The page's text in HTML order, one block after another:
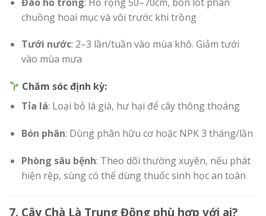
chuồng hoai mục và vôi trước khi trồng
Tưới nước: 2–3 lần/tuần vào mùa khô. Giảm tưới
vào mùa mưa
Chăm sóc định kỳ:
Tỉa lá: Loại bỏ lá già, hư hại để cây thông thoáng
Bón phân: Dùng phân hữu cơ hoặc NPK 3 tháng/lần
Phòng sâu bệnh: Theo dõi thường xuyên, nếu phát
hiện rệp, sùng có thể dùng thuốc sinh học an toàn
7. Cây Chà Là Trung Đông phù hợp với ai?